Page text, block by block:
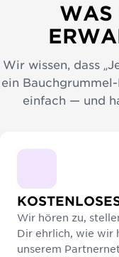
WAS
Wir wissen, dass
ein
einfach — und
Wir hören zu,
Dir ehrlich, wie wir
unserem